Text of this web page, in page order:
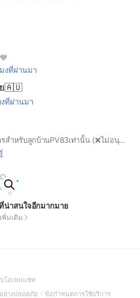
งที่ผ่านมา
ย🇦🇺
ที่ผ่านมา
สำหรับแจ้งข้อมูลข่าวสารสำหรับลูกบ้านPV83เท่านั้น (❌ไม่อนุญาตให้โพสขายสินค้าทุกประเภท❌)
น่าสนใจอีกมากมาย
พิ่มเติม
บโอเพนแชท(Open
in
ย่างปลอดภัย(Open
ข้อกำหนดการใช้บริการ(Open